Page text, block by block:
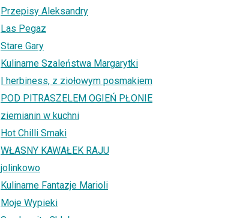
Przepisy Aleksandry
Las Pegaz
Stare Gary
Kulinarne Szaleństwa Margarytki
| herbiness, z ziołowym posmakiem
POD PITRASZELEM OGIEŃ PŁONIE
ziemianin w kuchni
Hot Chilli Smaki
WŁASNY KAWAŁEK RAJU
jolinkowo
Kulinarne Fantazje Marioli
Moje Wypieki